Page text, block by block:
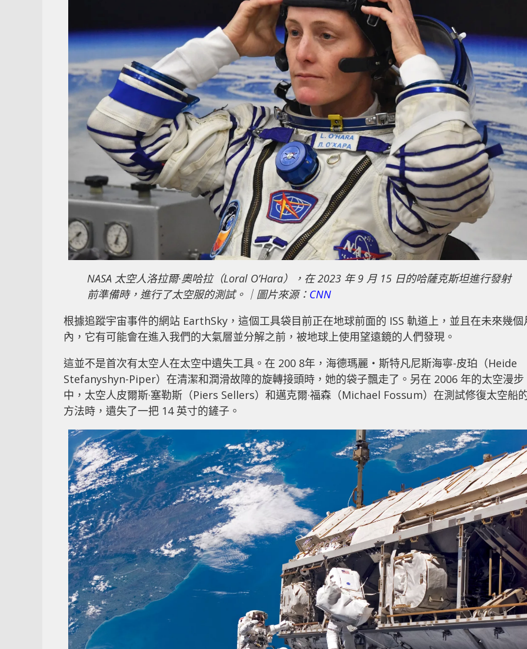
NASA 太空人洛拉爾·奧哈拉（Loral O’Hara），在 2023 年 9 月 15 日的哈薩克斯坦進行發射
前準備時，進行了太空服的測試。｜圖片來源： CNN
根據追蹤宇宙事件的網站 EarthSky，這個工具袋目前正在地球前面的 ISS 軌道上，並且在未來幾個
內，它有可能會在進入我們的大氣層並分解之前，被地球上使用望遠鏡的人們發現。
這並不是首次有太空人在太空中遺失工具。在 200 8年，海德瑪麗‧斯特凡尼斯海寧-皮珀（Heide
Stefanyshyn-Piper）在清潔和潤滑故障的旋轉接頭時，她的袋子飄走了。另在 2006 年的太空漫步
中，太空人皮爾斯·塞勒斯（Piers Sellers）和邁克爾·福森（Michael Fossum）在測試修復太空船
方法時，遺失了一把 14 英寸的鏟子。